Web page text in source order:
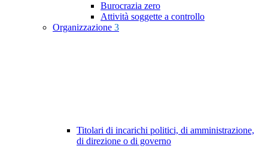
Burocrazia zero
Attività soggette a controllo
Organizzazione 3
Titolari di incarichi politici, di amministrazione,
di direzione o di governo